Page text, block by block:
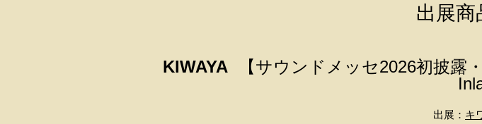
出展商
KIWAYA
【サウンドメッセ2026初披露
出展： キ